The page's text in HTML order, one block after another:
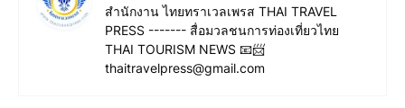
สำนักงาน ไทยทราเวลเพรส THAI TRAVEL
PRESS ------- สื่อมวลชนการท่องเที่ยวไทย
THAI TOURISM NEWS 📧📨
thaitravelpress@gmail.com